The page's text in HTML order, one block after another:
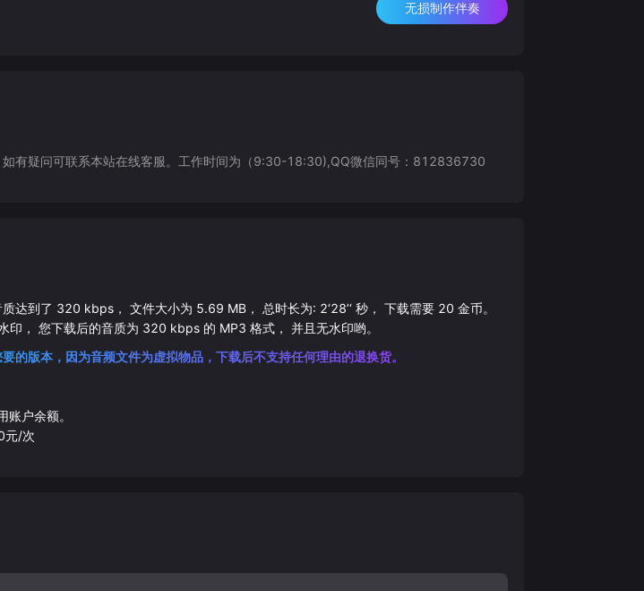
无损制作伴奏
有疑问可联系本站在线客服。工作时间为（9:30-18:30),QQ微信同号：812836730
达到了 320 kbps， 文件大小为 5.69 MB， 总时长为: 2‘28’‘秒， 下载需要 20 金币。
印， 您下载后的音质为 320 kbps 的 MP3 格式， 并且无水印哟。
版本，因为音频文件为虚拟物品，下载后不支持任何理由的退换货。
户余额。
元/次